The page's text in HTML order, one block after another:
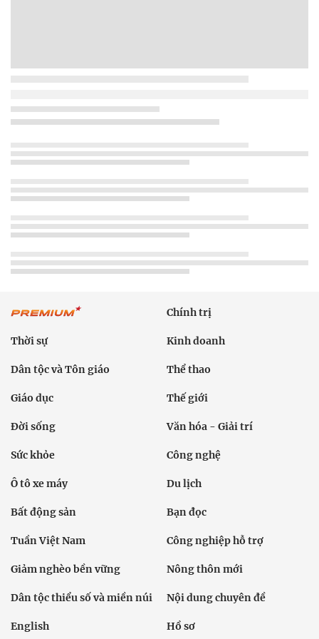
Chính trị
Thời sự Kinh doanh
Dân tộc và Tôn giáo Thể thao
Giáo dục Thế giới
Đời sống Văn hóa - Giải trí
Sức khỏe Công nghệ
Ô tô xe máy Du lịch
Bất động sản Bạn đọc
Tuần Việt Nam Công nghiệp hỗ trợ
Giảm nghèo bền vững Nông thôn mới
Dân tộc thiểu số và miền núi Nội dung chuyên đề
English Hồ sơ